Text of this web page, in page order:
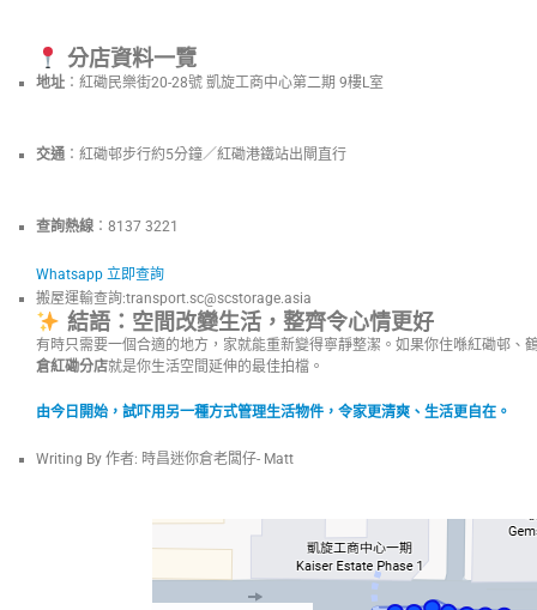
分店資料一覽
地址 ：紅磡民樂街20-28號 凱旋工商中心第二期 9樓L室
交通 ：紅磡邨步行約5分鐘／紅磡港鐵站出閘直行
查詢熱線 ：8137 3221
Whatsapp 立即查詢
搬屋運輸查詢:transport.sc@scstorage.asia
結語：空間改變生活，整齊令心情更好
有時只需要一個合適的地方，家就能重新變得寧靜整潔。如果你住喺紅磡邨、
倉紅磡分店就是你生活空間延伸的最佳拍檔。
由今日開始，試吓用另一種方式管理生活物件，令家更清爽、生活更自在。
Writing By 作者: 時昌迷你倉老闆仔- Matt